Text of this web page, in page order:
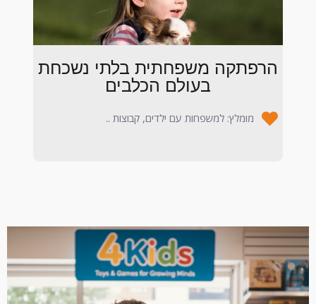
הרפתקה משפחתית בלתי נשכחת
בעולם הכלבים
מומלץ: למשפחות עם ילדים, קבוצות ..